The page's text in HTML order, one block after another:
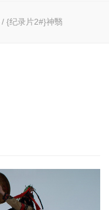
/ {纪录片2#}神翳